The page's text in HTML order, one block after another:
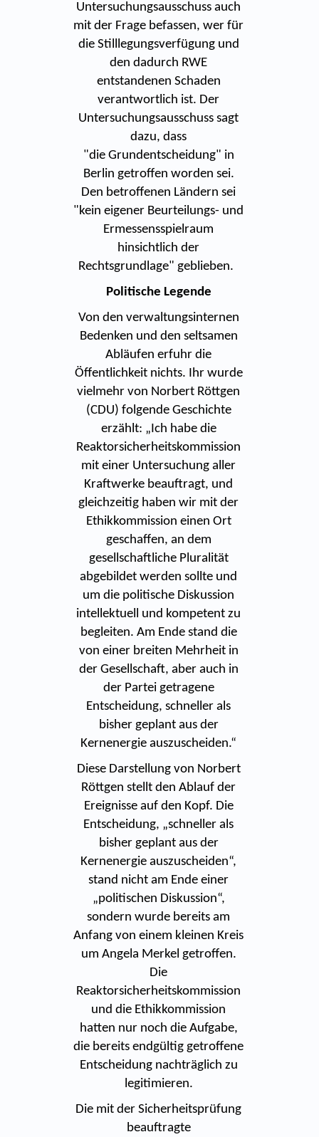
Untersuchungsausschuss auch
mit der Frage befassen, wer für
die Stilllegungsverfügung und
den dadurch RWE
entstandenen Schaden
verantwortlich ist. Der
Untersuchungsausschuss sagt
dazu, dass
"die Grundentscheidung" in
Berlin getroffen worden sei.
Den betroffenen Ländern sei
"kein eigener Beurteilungs- und
Ermessensspielraum
hinsichtlich der
Rechtsgrundlage" geblieben.
Politische Legende
Von den verwaltungsinternen
Bedenken und den seltsamen
Abläufen erfuhr die
Öffentlichkeit nichts. Ihr wurde
vielmehr von Norbert Röttgen
(CDU) folgende Geschichte
erzählt: „Ich habe die
Reaktorsicherheitskommission
mit einer Untersuchung aller
Kraftwerke beauftragt, und
gleichzeitig haben wir mit der
Ethikkommission einen Ort
geschaffen, an dem
gesellschaftliche Pluralität
abgebildet werden sollte und
um die politische Diskussion
intellektuell und kompetent zu
begleiten. Am Ende stand die
von einer breiten Mehrheit in
der Gesellschaft, aber auch in
der Partei getragene
Entscheidung, schneller als
bisher geplant aus der
Kernenergie auszuscheiden.“
Diese Darstellung von Norbert
Röttgen stellt den Ablauf der
Ereignisse auf den Kopf. Die
Entscheidung, „schneller als
bisher geplant aus der
Kernenergie auszuscheiden“,
stand nicht am Ende einer
„politischen Diskussion“,
sondern wurde bereits am
Anfang von einem kleinen Kreis
um Angela Merkel getroffen.
Die
Reaktorsicherheitskommission
und die Ethikkommission
hatten nur noch die Aufgabe,
die bereits endgültig getroffene
Entscheidung nachträglich zu
legitimieren.
Die mit der Sicherheitsprüfung
beauftragte